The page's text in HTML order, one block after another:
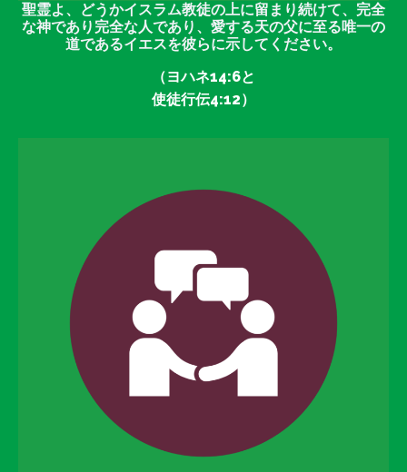
聖霊よ、どうかイスラム教徒の上に留まり続けて、完全
な神であり完全な人であり、愛する天の父に至る唯一の
道であるイエスを彼らに示してください。
（ヨハネ14:6と
使徒行伝4:12）